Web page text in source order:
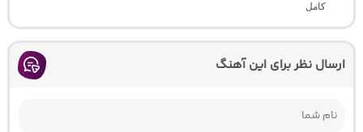
کامل
ارسال نظر برای این آهنگ